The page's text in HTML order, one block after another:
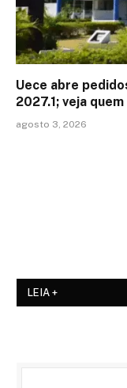
Uece abre
2027.1; veja
agosto 3, 2026
LEIA +